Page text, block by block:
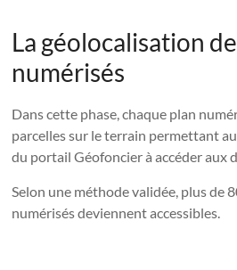
La géolocalisation
numérisés
Dans cette phase, chaque plan
parcelles sur le terrain permettant
du portail Géofoncier à accéder aux
Selon une méthode validée, plus de
numérisés deviennent accessibles.